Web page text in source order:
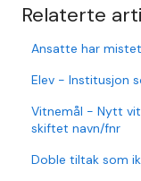
Relaterte
Ansatte har
Elev - Institusjon
Vitnemål - Nytt
skiftet navn/fnr
Doble tiltak som